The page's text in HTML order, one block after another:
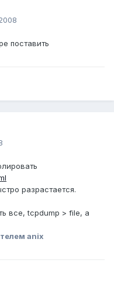
поставить
разрастается.
все, tcpdump > file, а
anix